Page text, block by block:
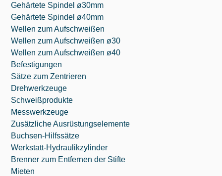
Gehärtete Spindel ø30mm
Gehärtete Spindel ø40mm
Wellen zum Aufschweißen
Wellen zum Aufschweißen ø30
Wellen zum Aufschweißen ø40
Befestigungen
Sätze zum Zentrieren
Drehwerkzeuge
Schweißprodukte
Messwerkzeuge
Zusätzliche Ausrüstungselemente
Buchsen-Hilfssätze
Werkstatt-Hydraulikzylinder
Brenner zum Entfernen der Stifte
Mieten